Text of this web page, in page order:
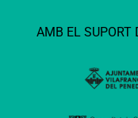
AMB EL SUPORT